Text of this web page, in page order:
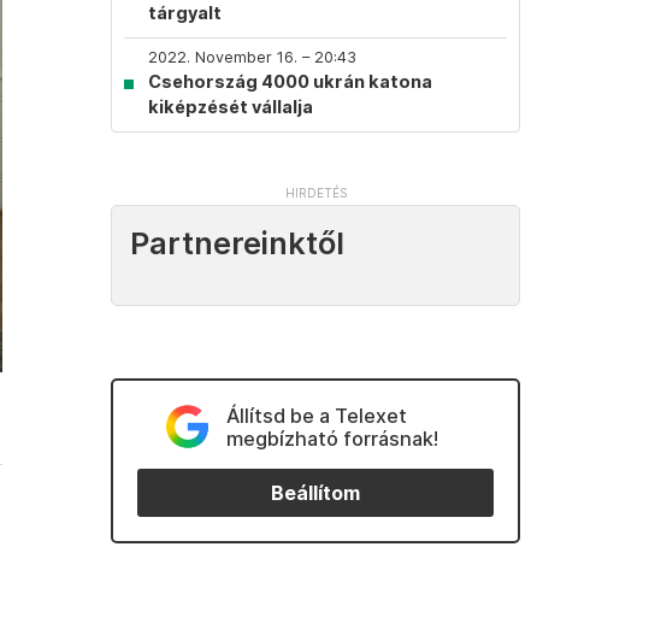
tárgyalt
2022. November 16. – 20:43
Csehország 4000 ukrán katona
kiképzését vállalja
Partnereinktől
Állítsd be a Telexet
megbízható forrásnak!
Beállítom